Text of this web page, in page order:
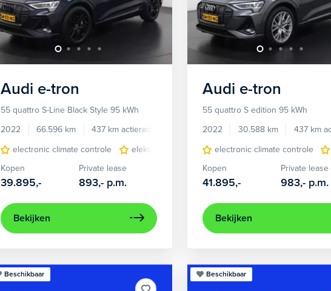
Audi e-tron
55 quattro S-Line Black Style 95 kWh
2022
66.596 km 437 km actieradius
Elektrisch
electronic climate controle
elektrisch glazen panorama-dak lichtmetalen
Kopen
39.895,-
Private lease
893,- p.m.
Bekijken
Audi e-tron
55 quattro S edition 95 kWh
2022
30.588 km 437 km
electronic climate controle
Kopen
41.895,-
Private lease
983,- p.m.
Bekijken
Beschikbaar Beschikbaar